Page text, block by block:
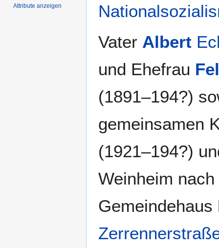
Vater Albert
und Ehefrau
(1891–194?)
gemeinsamen
(1921–194?)
Weinheim
Attribute anzeigen